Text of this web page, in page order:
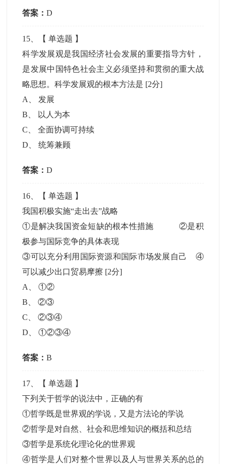
答案：D
15 、【单选题 】
科学发展观是我国经济社会发展的重要指导方针，
是发展中国特色社会主义必须坚持和贯彻的重大战
略思想。科学发展观的根本方法是 [2分]
A
发展
B
以人为本
C 、全面协调可持续
D 、统筹兼顾
答案：D
16 、【单选题 】
我国积极实施“走出去”战略
①是解决我国资金短缺的根本性措施 ②是积
极参与国际竞争的具体表现
③可以充分利用国际资源和国际市场发展自己 ④
可以减少出口贸易摩擦 [2分]
A
、①②
B 、②③
C 、②③④
D 、①②③④
答案：B
17 、【单选题 】
下列关于哲学的说法中，正确的有
①哲学既是世界观的学说，又是方法论的学说
②哲学是对自然、社会和思维知识的概括和总结
③哲学是系统化理论化的世界观
④哲学是人们对整个世界以及人与世界关系的总的